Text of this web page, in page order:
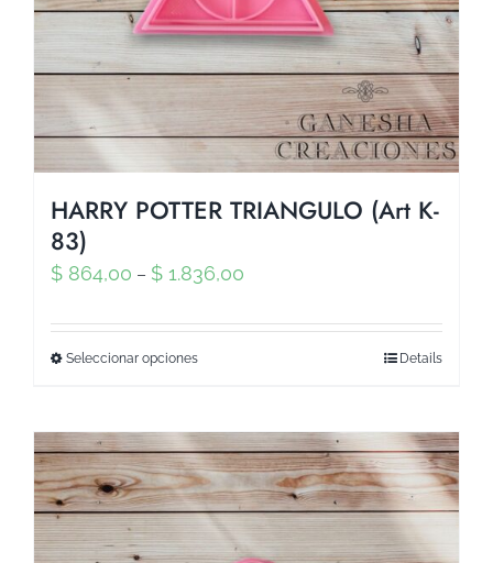
HARRY POTTER TRIANGULO (Art K-
83)
$ 864,00 – $ 1.836,00
Seleccionar opciones Details